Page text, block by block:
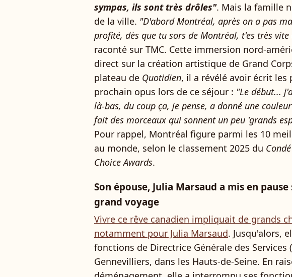
sympas, ils sont très drôles". Mais la famille
de la ville. "D'abord Montréal, après on a pas
profité, dès que tu sors de Montréal, t'es très
raconté sur TMC. Cette immersion nord-
direct sur la création artistique de Grand
plateau de Quotidien, il a révélé avoir écrit les
prochain opus lors de ce séjour : "Le début...
là-bas, du coup ça, je pense, a donné une
fait des morceaux qui sonnent un peu 'grands
Pour rappel, Montréal figure parmi les 10
au monde, selon le classement 2025 du
Choice Awards.
Son épouse, Julia Marsaud a mis en
grand voyage
Vivre ce rêve canadien impliquait de grands
notamment pour Julia Marsaud. Jusqu'alors,
fonctions de Directrice Générale des Services
Gennevilliers, dans les Hauts-de-Seine. En